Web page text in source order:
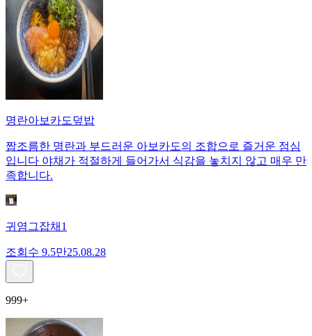
명란아보카도덮밥
짭조름한 명란과 부드러운 아보카도의 조합으로 즐거운 점심
입니다 야채가 적절하게 들어가서 식감을 놓치지 않고 매우 만
족합니다.
귀염그잡채1
조회수 9.5만25.08.28
999+